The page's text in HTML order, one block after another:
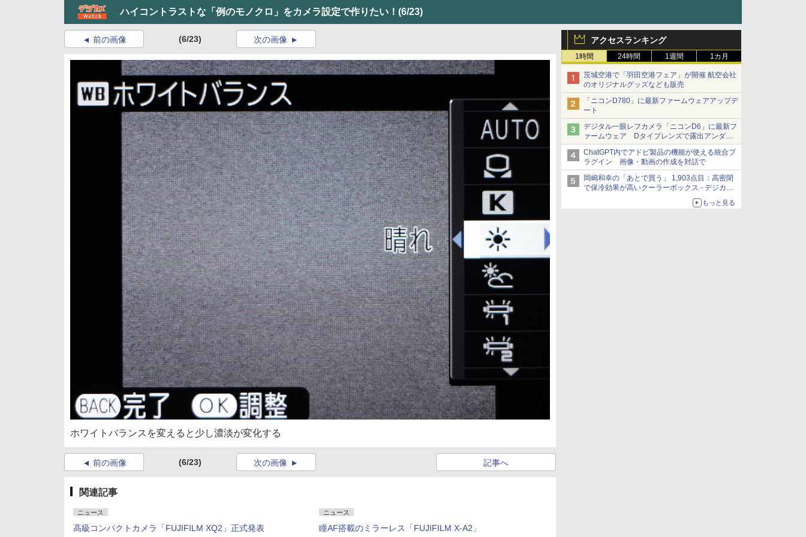
ハイコントラストな「例のモノクロ」をカメラ設定で作りたい！ (6/23)
アクセスランキング
1時間 24時間 1週間 1カ月
茨城空港で「羽田空港フェア」が開催 航空会社
のオリジナルグッズなども販売
「ニコンD780」に最新ファームウェアアップデ
ート
デジタル一眼レフカメラ「ニコンD6」に最新フ
ァームウェア Dタイプレンズで露出アンダー
になる現象の修正など
ChatGPT内でアドビ製品の機能が使える統合プ
ラグイン 画像・動画の作成を対話で
岡嶋和幸の「あとで買う」 1,903点目：高密閉
で保冷効果が高いクーラーボックス - デジカメ
もっと見る
前の画像 (6/23) 次の画像
ホワイトバランスを変えると少し濃淡が変化する
前の画像 (6/23) 記事へ
次の画像
関連記事
ニュース
高級コンパクトカメラ「FUJIFILM XQ2」正式発表
ニュース
瞳AF搭載のミラーレス「FUJIFILM X-A2」